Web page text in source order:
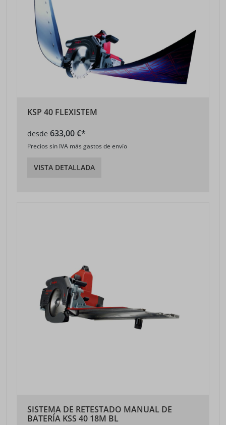
KSP 40 FLEXISTEM
desde 633,00 €*
Precios sin IVA más gastos de envío
VISTA DETALLADA
SISTEMA DE RETESTADO MANUAL DE
BATERÍA KSS 40 18M BL